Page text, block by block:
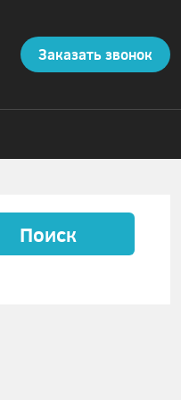
Заказать звонок
Поиск